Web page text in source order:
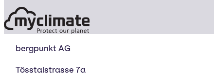
bergpunkt AG
Tösstalstrasse 7a